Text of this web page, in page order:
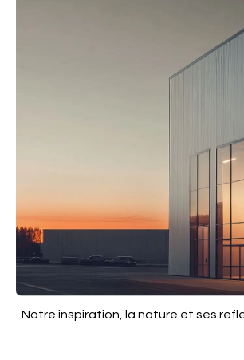
Notre inspiration, la nature et ses